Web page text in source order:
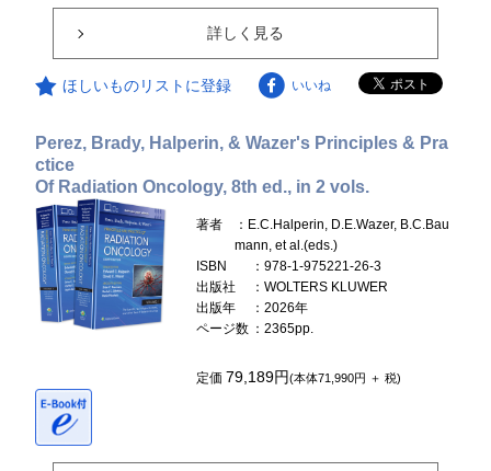
詳しく見る
ほしいものリストに登録 いいね
Perez, Brady, Halperin, & Wazer's Principles & Pra
ctice
Of Radiation Oncology, 8th ed., in 2 vols.
著者
：E.C.Halperin, D.E.Wazer, B.C.Bau
mann, et al.(eds.)
ISBN
：978-1-975221-26-3
出版社
：WOLTERS KLUWER
出版年
：2026年
ページ数 ：2365pp.
定価 79,189円(本体71,990円 ＋ 税)